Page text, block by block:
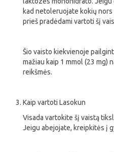
kad netoleruojate kokių
prieš pradėdami vartoti šį
Šio vaisto kiekvienoje
mažiau kaip 1 mmol (23 mg)
reikšmės.
Kaip vartoti Lasokun
Visada vartokite šį vaistą
Jeigu abejojate, kreipkitės į